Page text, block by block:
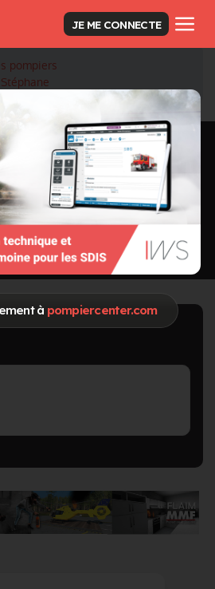
à pompiercenter.com
JE ME CONNECTE
pompiers
Retour à la liste des pompiers
REYROLLE
Stéphane
: Caporal
17:47
01/2023 à 12:11